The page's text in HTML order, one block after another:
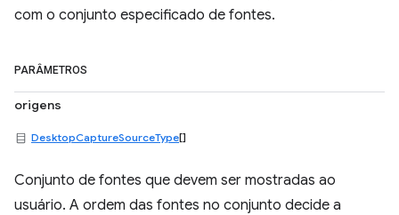
com o conjunto especificado de fontes.
PARÂMETROS
origens
DesktopCaptureSourceType[]
Conjunto de fontes que devem ser mostradas ao
usuário. A ordem das fontes no conjunto decide a